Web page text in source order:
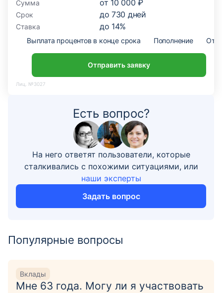
Сумма
от 10 000 ₽
Срок до730 дней
Ставка до 14%
Выплата процентов в конце срока Пополнение
Отправить заявку
Лиц. №3027
Есть вопрос?
На него ответят пользователи, которые
сталкивались с похожими ситуациями, или
наши эксперты
Задать вопрос
Популярные вопросы
Вклады
Мне 63 года. Могу ли я участвовать